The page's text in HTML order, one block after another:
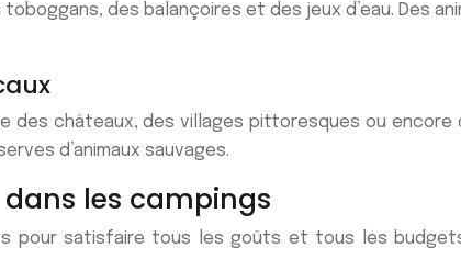
des balançoires et des jeux d’eau. Des
des châteaux, des villages pittoresques ou
d’animaux sauvages.
les campings
pour satisfaire tous les goûts et tous les